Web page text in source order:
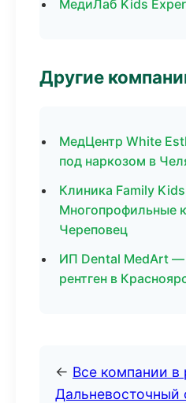
МедиЛаб Kids
Другие
МедЦентр White
под наркозом в
Клиника Family
Многопрофильные
Череповец
ИП Dental MedArt —
рентген в
← Все компании в
Дальневосточный